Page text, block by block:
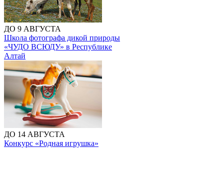
ДО 9 АВГУСТА
Школа фотографа дикой природы
«ЧУДО ВСЮДУ» в Республике
Алтай
ДО 14 АВГУСТА
Конкурс «Родная игрушка»